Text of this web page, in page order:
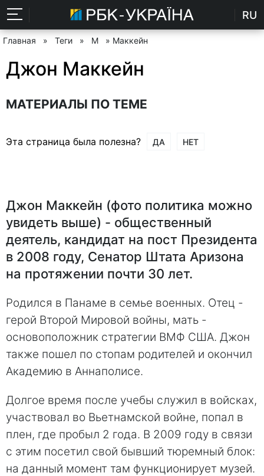
RU
Главная » Теги » М » Маккейн
Джон Маккейн
МАТЕРИАЛЫ ПО ТЕМЕ
Эта страница была полезна? ДА НЕТ
Джон Маккейн (фото политика можно
увидеть выше) - общественный
деятель, кандидат на пост Президента
в 2008 году, Сенатор Штата Аризона
на протяжении почти 30 лет.
Родился в Панаме в семье военных. Отец -
герой Второй Мировой войны, мать -
основоположник стратегии ВМФ США. Джон
также пошел по стопам родителей и окончил
Академию в Аннаполисе.
Долгое время после учебы служил в войсках,
участвовал во Вьетнамской войне, попал в
плен, где пробыл 2 года. В 2009 году в связи
с этим посетил свой бывший тюремный блок:
на данный момент там функционирует музей.